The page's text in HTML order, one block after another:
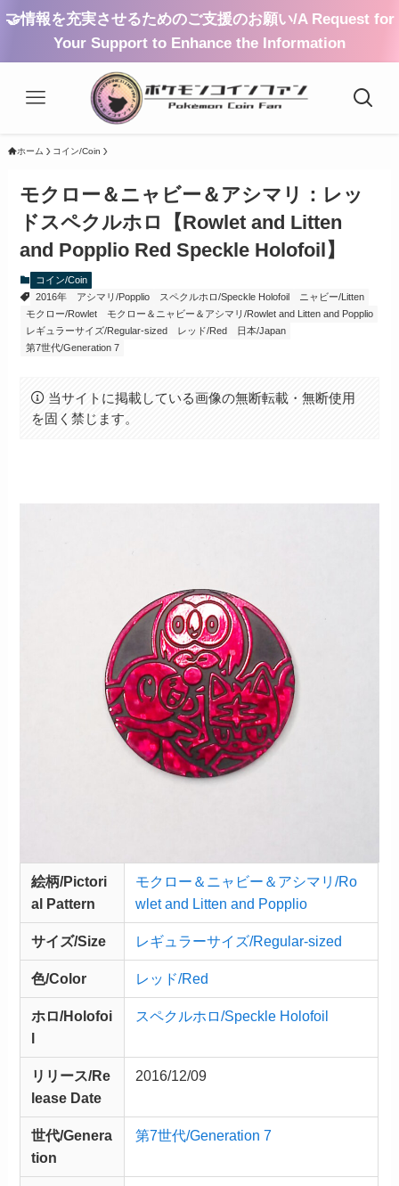
🤝情報を充実させるためのご支援のお願い/A Request for
Your Support to Enhance the Information
ホーム コイン/Coin
モクロー＆ニャビー＆アシマリ：レッ
ドスペクルホロ【Rowlet and Litten
and Popplio Red Speckle Holofoil】
コイン/Coin
2016年
アシマリ/Popplio スペクルホロ/Speckle Holofoil
ニャビー/Litten
モクロー/Rowlet
モクロー＆ニャビー＆アシマリ/Rowlet and Litten and Popplio
レギュラーサイズ/Regular-sized
レッド/Red
日本/Japan
第7世代/Generation 7
当サイトに掲載している画像の無断転載・無断使用
を固く禁じます。
絵柄/Pictori
al Pattern
モクロー＆ニャビー＆アシマリ/Ro
wlet and Litten and Popplio
サイズ/Size レギュラーサイズ/Regular-sized
色/Color レッド/Red
ホロ/Holofoi
l
スペクルホロ/Speckle Holofoil
リリース/Re
lease Date
2016/12/09
世代/Genera
tion
第7世代/Generation 7